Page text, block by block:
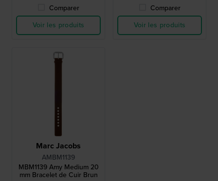
Comparer
Voir les produits
Comparer
Voir les produits
Marc Jacobs
AMBM1139
MBM1139 Amy Medium 20
mm Bracelet de Cuir Brun